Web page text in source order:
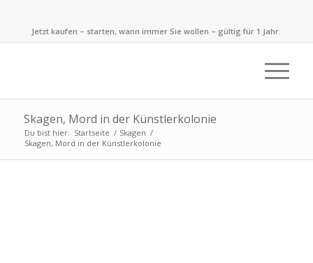
Jetzt kaufen – starten, wann immer Sie wollen – gültig für 1 Jahr.
Skagen, Mord in der Künstlerkolonie
Du bist hier: Startseite / Skagen /
Skagen, Mord in der Künstlerkolonie